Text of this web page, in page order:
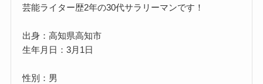
芸能ライター歴2年の30代サラリーマンです！
出身：高知県高知市
生年月日：3月1日
性別：男